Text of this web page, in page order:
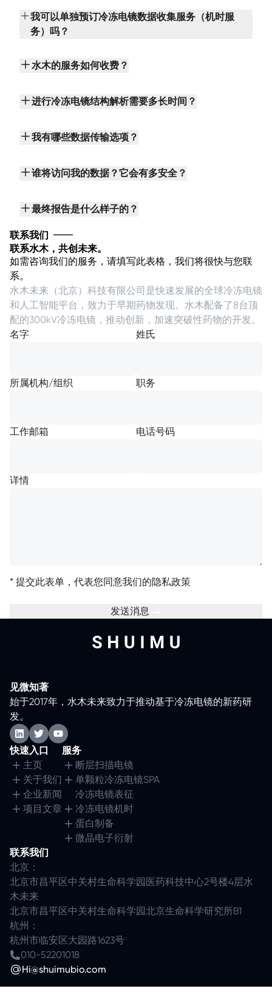
我可以单独预订冷冻电镜数据收集服务（机时服
务）吗？
水木的服务如何收费？
进行冷冻电镜结构解析需要多长时间？
我有哪些数据传输选项？
谁将访问我的数据？它会有多安全？
最终报告是什么样子的？
联系我们
联系水木，共创未来。
如需咨询我们的服务，请填写此表格，我们将很快与您联
系。
水木未来（北京）科技有限公司是快速发展的全球冷冻电镜
和人工智能平台，致力于早期药物发现。水木配备了8台顶
配的300kV冷冻电镜，推动创新，加速突破性药物的开发。
名字
姓氏
所属机构/组织 职务
工作邮箱 电话号码
详情
* 提交此表单，代表您同意我们的隐私政策
发送消息
见微知著
始于2017年，水木未来致力于推动基于冷冻电镜的新药研
发。
快速入口
主页
关于我们
企业新闻
项目文章
服务
断层扫描电镜
单颗粒冷冻电镜SPA
冷冻电镜表征
冷冻电镜机时
蛋白制备
微晶电子衍射
联系我们
北京：
北京市昌平区中关村生命科学园医药科技中心2号楼4层水
木未来
北京市昌平区中关村生命科学园北京生命科学研究所B1
杭州：
杭州市临安区大园路1623号
010-52201018
Hi@shuimubio.com